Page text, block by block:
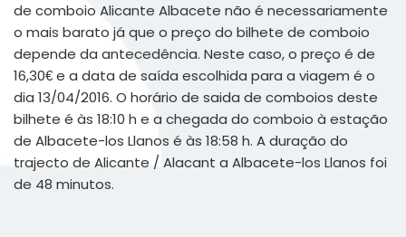
de comboio Alicante Albacete não é necessariamente
o mais barato já que o preço do bilhete de comboio
depende da antecedência. Neste caso, o preço é de
16,30€ e a data de saída escolhida para a viagem é o
dia 13/04/2016. O horário de saida de comboios deste
bilhete é às 18:10 h e a chegada do comboio à estação
de Albacete-los Llanos é às 18:58 h. A duração do
trajecto de Alicante / Alacant a Albacete-los Llanos foi
de 48 minutos.